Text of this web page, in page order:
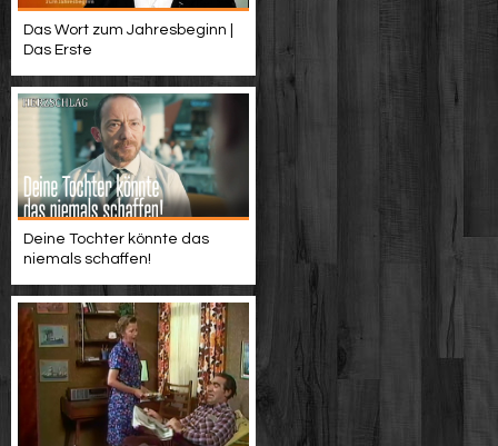
Das Wort zum Jahresbeginn |
Das Erste
Deine Tochter könnte das
niemals schaffen!